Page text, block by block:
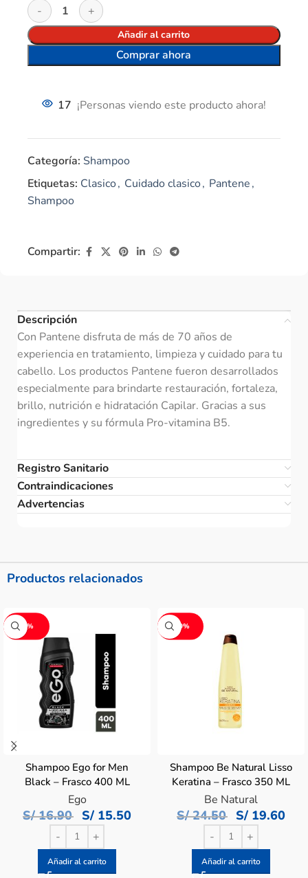
Añadir al carrito
Comprar ahora
17 ¡Personas viendo este producto ahora!
Categoría: Shampoo
Etiquetas: Clasico, Cuidado clasico, Pantene,
Shampoo
Compartir:
Descripción
Con Pantene disfruta de más de 70 años de
experiencia en tratamiento, limpieza y cuidado para tu
cabello. Los productos Pantene fueron desarrollados
especialmente para brindarte restauración, fortaleza,
brillo, nutrición e hidratación Capilar. Gracias a sus
ingredientes y su fórmula Pro-vitamina B5.
Registro Sanitario
Contraindicaciones
Advertencias
Productos relacionados
-8%
Shampoo Ego for Men
Black – Frasco 400 ML
Ego
S/16.90 S/ 15.50
Añadir al carrito
-20%
Shampoo Be Natural Lisso
Keratina – Frasco 350 ML
Be Natural
S/24.50 S/ 19.60
Añadir al carrito